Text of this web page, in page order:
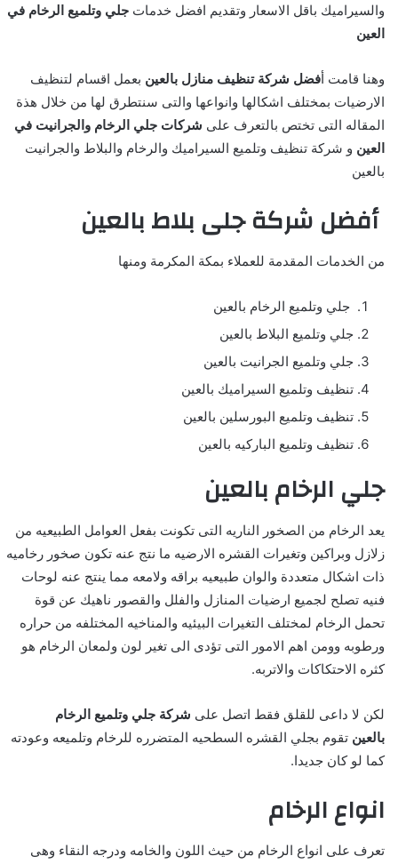
والسيراميك باقل الاسعار وتقديم افضل خدمات جلي وتلميع الرخام في
العين
وهنا قامت أفضل شركة تنظيف منازل بالعين بعمل اقسام لتنظيف
الارضيات بمختلف اشكالها وانواعها والتى سنتطرق لها من خلال هذة
المقاله التى تختص بالتعرف على شركات جلي الرخام والجرانيت في
العين و شركة تنظيف وتلميع السيراميك والرخام والبلاط والجرانيت
بالعين
أفضل شركة جلى بلاط بالعين
من الخدمات المقدمة للعملاء بمكة المكرمة ومنها
جلي وتلميع الرخام بالعين
جلي وتلميع البلاط بالعين
جلي وتلميع الجرانيت بالعين
تنظيف وتلميع السيراميك بالعين
تنظيف وتلميع البورسلين بالعين
تنظيف وتلميع الباركيه بالعين
جلي الرخام بالعين
يعد الرخام من الصخور الناريه التى تكونت بفعل العوامل الطبيعيه من
زلازل وبراكين وتغيرات القشره الارضيه ما نتج عنه تكون صخور رخاميه
ذات اشكال متعددة والوان طبيعيه براقه ولامعه مما ينتج عنه لوحات
فنيه تصلح لجميع ارضيات المنازل والفلل والقصور ناهيك عن قوة
تحمل الرخام لمختلف التغيرات البيئيه والمناخيه المختلفه من حراره
ورطوبه وومن اهم الامور التى تؤدى الى تغير لون ولمعان الرخام هو
كثره الاحتكاكات والاتربه.
لكن لا داعى للقلق فقط اتصل على شركة جلي وتلميع الرخام
بالعين تقوم بجلي القشره السطحيه المتضرره للرخام وتلميعه وعودته
كما لو كان جديدا.
انواع الرخام
تعرف على انواع الرخام من حيث اللون والخامه ودرجه النقاء وهى